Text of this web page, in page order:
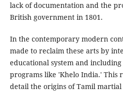
lack of documentation and the
British government in 1801.
In the contemporary modern
made to reclaim these arts by
educational system and
programs like 'Khelo India.' This
detail the origins of Tamil